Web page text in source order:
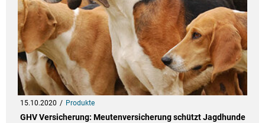
15.10.2020 Produkte
GHV Versicherung: Meutenversicherung schützt Jagdhunde